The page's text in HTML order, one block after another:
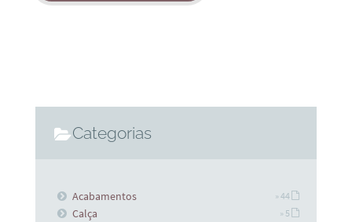
Categorias
Acabamentos » 44
Calça » 5